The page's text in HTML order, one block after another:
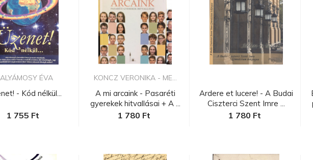
ÉVA
- Kód nélkül...
1 755 Ft
KONCZ VERONIKA - ME...
A mi arcaink - Pasaréti
gyerekek hitvallásai + A ...
1 780 Ft
Ardere et lucere! - A Budai
Ciszterci Szent Imre ...
1 780 Ft